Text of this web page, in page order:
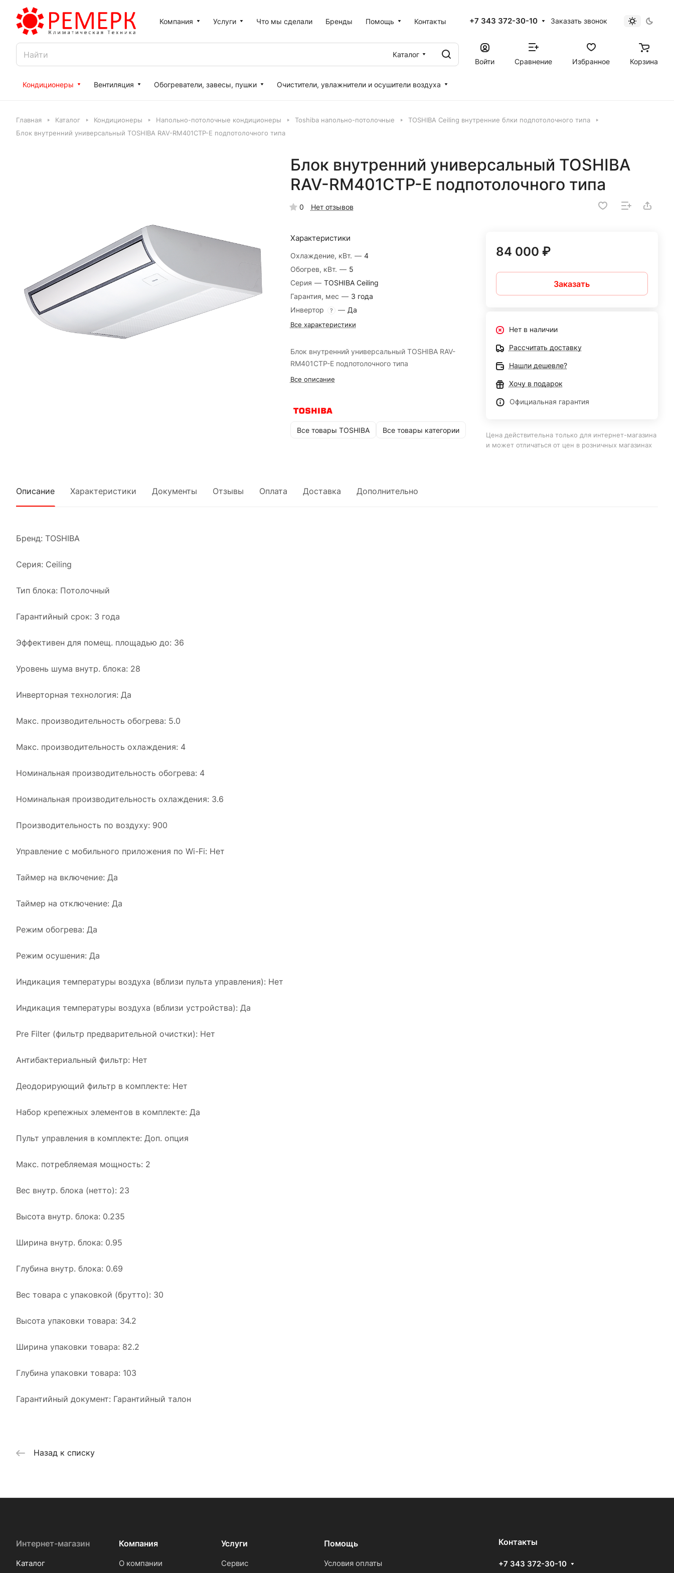
Компания Услуги Что мы сделали Бренды Помощь Контакты +7 343 372-30-10 Заказать звонок
Каталог
Войти
Сравнение Избранное Корзина
Кондиционеры Вентиляция Обогреватели, завесы, пушки Очистители, увлажнители и осушители воздуха
Главная Каталог Кондиционеры Напольно-потолочные кондиционеры Toshiba напольно-потолочные
TOSHIBA Ceiling внутренние блки подпотолочного типа
Блок внутренний универсальный TOSHIBA RAV-RM401CTP-E подпотолочного типа
Блок внутренний универсальный TOSHIBA
RAV-RM401CTP-E подпотолочного типа
0 Нет отзывов
Характеристики
Охлаждение, кВт. — 4
Обогрев, кВт. — 5
Серия — TOSHIBA Ceiling
Гарантия, мес — 3 года
Инвертор
? — Да
Все характеристики
Блок внутренний универсальный TOSHIBA RAV-
RM401CTP-E подпотолочного типа
Все описание
Все товары TOSHIBA Все товары категории
84 000 ₽
Заказать
Нет в наличии
Рассчитать доставку
Нашли дешевле?
Хочу в подарок
Официальная гарантия
Цена действительна только для интернет-магазина
и может отличаться от цен в розничных магазинах
Описание Характеристики Документы Отзывы Оплата Доставка Дополнительно
Бренд: TOSHIBA
Серия: Ceiling
Тип блока: Потолочный
Гарантийный срок: 3 года
Эффективен для помещ. площадью до: 36
Уровень шума внутр. блока: 28
Инверторная технология: Да
Макс. производительность обогрева: 5.0
Макс. производительность охлаждения: 4
Номинальная производительность обогрева: 4
Номинальная производительность охлаждения: 3.6
Производительность по воздуху: 900
Управление c мобильного приложения по Wi-Fi: Нет
Таймер на включение: Да
Таймер на отключение: Да
Режим обогрева: Да
Режим осушения: Да
Индикация температуры воздуха (вблизи пульта управления): Нет
Индикация температуры воздуха (вблизи устройства): Да
Pre Filter (фильтр предварительной очистки): Нет
Антибактериальный фильтр: Нет
Деодорирующий фильтр в комплекте: Нет
Набор крепежных элементов в комплекте: Да
Пульт управления в комплекте: Доп. опция
Макс. потребляемая мощность: 2
Вес внутр. блока (нетто): 23
Высота внутр. блока: 0.235
Ширина внутр. блока: 0.95
Глубина внутр. блока: 0.69
Вес товара с упаковкой (брутто): 30
Высота упаковки товара: 34.2
Ширина упаковки товара: 82.2
Глубина упаковки товара: 103
Гарантийный документ: Гарантийный талон
Назад к списку
Интернет-магазин
Каталог
Компания
О компании
Услуги
Сервис
Помощь
Условия оплаты
Контакты
+7 343 372-30-10